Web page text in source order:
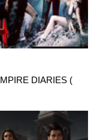
DIARIES (